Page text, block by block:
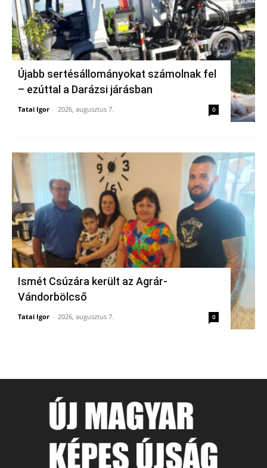
Újabb sertésállományokat számolnak fel
– ezúttal a Darázsi járásban
Tatai Igor - 2026, augusztus 7. 0
Ismét Csúzára került az Agrár-
Vándorbölcső
Tatai Igor - 2026, augusztus 7. 0